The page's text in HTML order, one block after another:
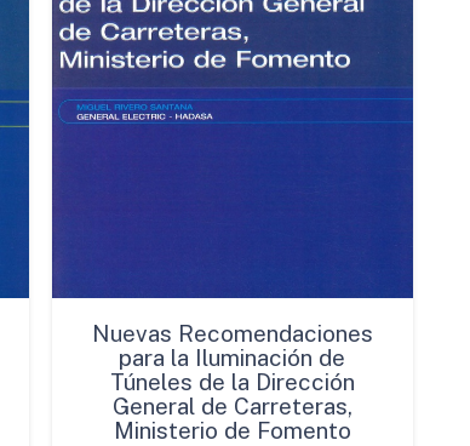
Nuevas Recomendaciones
para la Iluminación de
Túneles de la Dirección
General de Carreteras,
Ministerio de Fomento